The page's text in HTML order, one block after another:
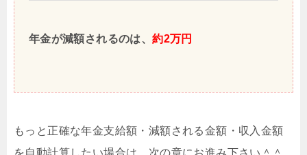
年金が減額されるのは、約2万円
もっと正確な年金支給額・減額される金額・収入金額
を自動計算したい場合は、次の章にお進み下さい＾＾